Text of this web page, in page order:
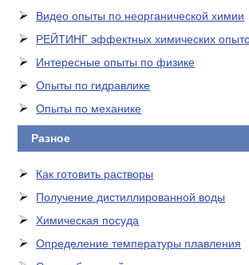
Видео опыты по неорганической химии
РЕЙТИНГ эффектных химических
Интересные опыты по физике
Опыты по гидравлике
Опыты по механике
Разное
Как готовить растворы
Получение дистиллированной воды
Химическая посуда
Определение температуры плавления